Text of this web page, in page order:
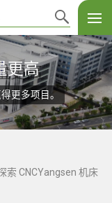
更高
更多项目。
索 CNCYangsen 机床